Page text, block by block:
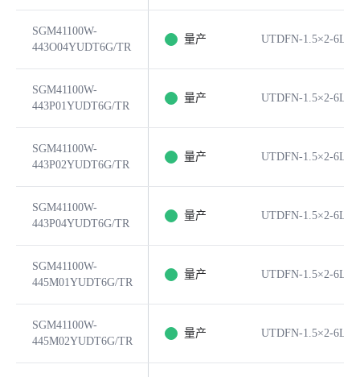
SGM41100W-
443O04YUDT6G/TR
量产 UTDFN-1.5×2-6L
SGM41100W-
443P01YUDT6G/TR
量产 UTDFN-1.5×2-6L
SGM41100W-
443P02YUDT6G/TR
量产 UTDFN-1.5×2-6L
SGM41100W-
443P04YUDT6G/TR
量产 UTDFN-1.5×2-6L
SGM41100W-
445M01YUDT6G/TR
量产 UTDFN-1.5×2-6L
SGM41100W-
445M02YUDT6G/TR
量产 UTDFN-1.5×2-6L